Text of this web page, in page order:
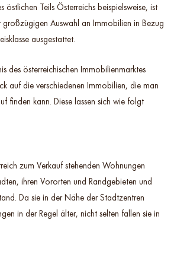
östlichen Teils Österreichs beispielsweise, ist
Auswahl an Immobilien in Bezug
ausgestattet.
des österreichischen Immobilienmarktes
auf die verschiedenen Immobilien, die man
finden kann. Diese lassen sich wie folgt
zum Verkauf stehenden Wohnungen
ihren Vororten und Randgebieten und
Da sie in der Nähe der Stadtzentren
in der Regel älter, nicht selten fallen sie in